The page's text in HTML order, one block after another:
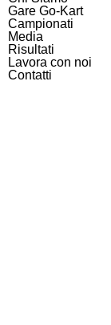
Gare Go-Kart
Campionati
Media
Risultati
Lavora con noi
Contatti